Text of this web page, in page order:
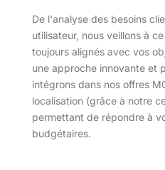
De l'analyse des besoins
utilisateur, nous veillons à
toujours alignés avec vos
une approche innovante et
intégrons dans nos offres
localisation (grâce à notre
permettant de répondre à
budgétaires.